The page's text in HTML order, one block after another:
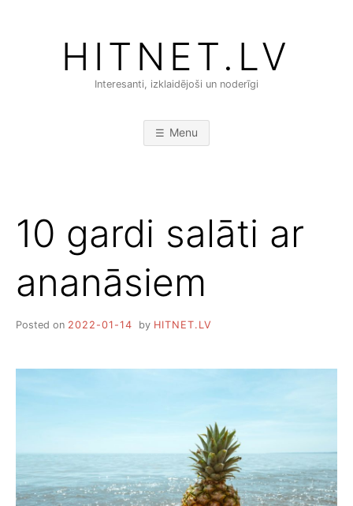
HITNET.LV
Interesanti, izklaidējoši un noderīgi
Menu
10 gardi salāti ar
ananāsiem
Posted on 2022-01-14 by HITNET.LV